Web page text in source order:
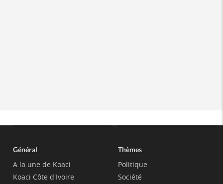
Général
A la une de Koaci
Koaci Côte d'Ivoire
Thèmes
Politique
Société